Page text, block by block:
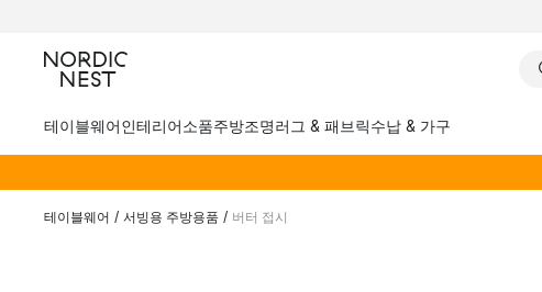
테이블웨어인테리어소품주방조명러그 & 패브릭수납 & 가구
테이블웨어 / 서빙용 주방용품 / 버터 접시